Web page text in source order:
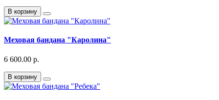
В корзину
Меховая бандана "Каролина"
6 600.00 р.
В корзину